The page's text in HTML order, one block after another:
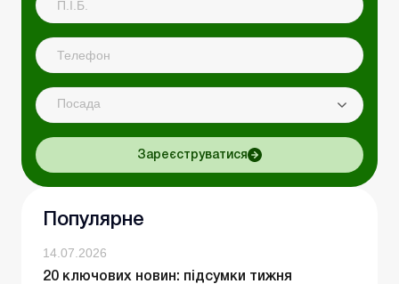
Посада
Зареєструватися
Популярне
14.07.2026
20 ключових новин: підсумки тижня